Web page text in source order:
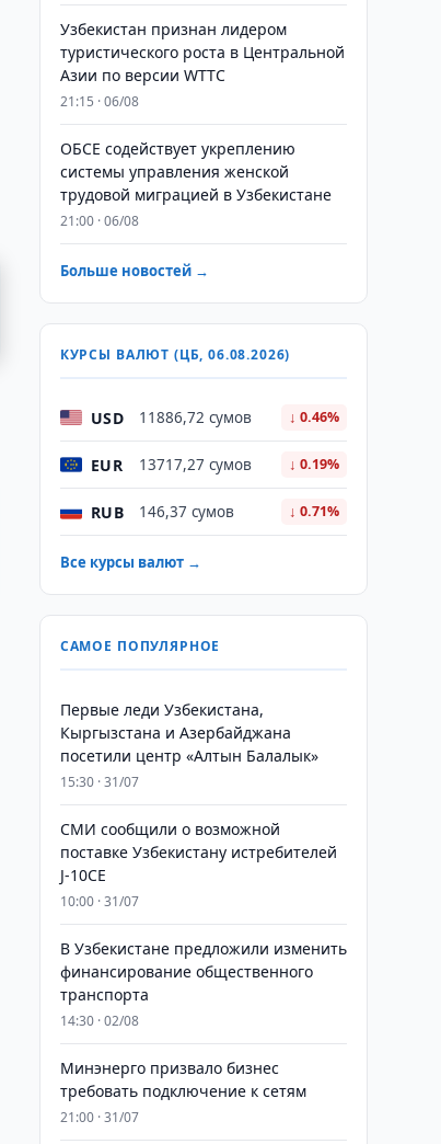
Узбекистан признан лидером
туристического роста в Центральной
Азии по версии WTTC
21:15 · 06/08
ОБСЕ содействует укреплению
системы управления женской
трудовой миграцией в Узбекистане
21:00 · 06/08
Больше новостей →
КУРСЫ ВАЛЮТ (ЦБ, 06.08.2026)
USD 11886,72 сумов ↓ 0.46%
EUR 13717,27 сумов ↓ 0.19%
RUB 146,37 сумов ↓ 0.71%
Все курсы валют →
САМОЕ ПОПУЛЯРНОЕ
Первые леди Узбекистана,
Кыргызстана и Азербайджана
посетили центр «Алтын Балалык»
15:30 · 31/07
СМИ сообщили о возможной
поставке Узбекистану истребителей
J-10CE
10:00 · 31/07
В Узбекистане предложили изменить
финансирование общественного
транспорта
14:30 · 02/08
Минэнерго призвало бизнес
требовать подключение к сетям
21:00 · 31/07